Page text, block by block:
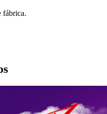
fábrica.